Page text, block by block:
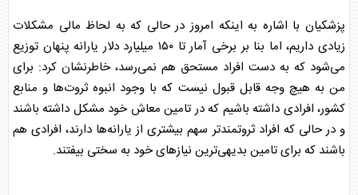
پزشکیان با اشاره به اینکه امروز در حالی که به لحاظ مالی مشکلات
زیادی داریم، اما بنا بر برخی آمار تا ۱۵۰ میلیارد دلار یارانه پنهان توزیع
می‌شود که به دست افراد مستحق هم نمی‌رسد، خاطرنشان کرد: برای
من به هیچ وجه قابل قبول نیست که با وجود انبوه ثروت‌ها و منابع
کشور، افرادی داشته باشیم که در تامین معاش خود مشکل داشته باشند
و در حالی که افراد ثروتمندتر سهم بیشتری از یارانه‌ها دارند، افرادی هم
باشند که برای تامین بدیهی‌ترین نیاز‌های خود به سختی بیفتند.